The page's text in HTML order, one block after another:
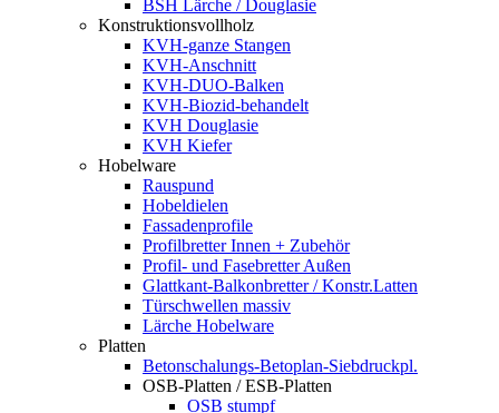
BSH Lärche / Douglasie
Konstruktionsvollholz
KVH-ganze Stangen
KVH-Anschnitt
KVH-DUO-Balken
KVH-Biozid-behandelt
KVH Douglasie
KVH Kiefer
Hobelware
Rauspund
Hobeldielen
Fassadenprofile
Profilbretter Innen + Zubehör
Profil- und Fasebretter Außen
Glattkant-Balkonbretter / Konstr.Latten
Türschwellen massiv
Lärche Hobelware
Platten
Betonschalungs-Betoplan-Siebdruckpl.
OSB-Platten / ESB-Platten
OSB stumpf